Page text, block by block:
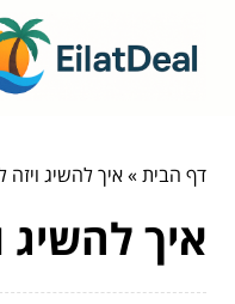
דף הבית»איך להשיג ויזה
איך להשיג